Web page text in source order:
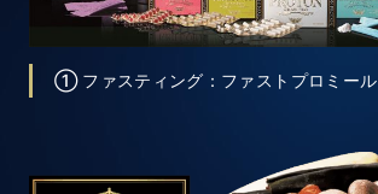
① ファスティング：ファストプロミール